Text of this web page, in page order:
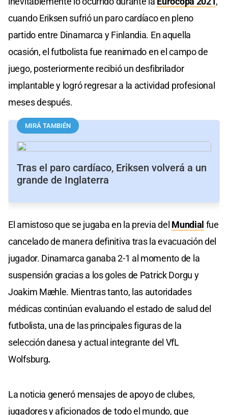
cuando Eriksen sufrió un paro cardíaco en pleno
partido entre Dinamarca y Finlandia. En aquella
ocasión, el futbolista fue reanimado en el campo de
juego, posteriormente recibió un desfibrilador
implantable y logró regresar a la actividad profesional
meses después.
MIRÁ TAMBIÉN
Tras el paro cardíaco, Eriksen volverá a un
grande de Inglaterra
El amistoso que se jugaba en la previa del Mundial fue
cancelado de manera definitiva tras la evacuación del
jugador. Dinamarca ganaba 2-1 al momento de la
suspensión gracias a los goles de Patrick Dorgu y
Joakim Mæhle. Mientras tanto, las autoridades
médicas continúan evaluando el estado de salud del
futbolista, una de las principales figuras de la
selección danesa y actual integrante del VfL
Wolfsburg.
La noticia generó mensajes de apoyo de clubes,
jugadores y aficionados de todo el mundo, que